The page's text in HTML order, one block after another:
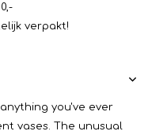
verpakt!
you've ever
vases. The unusual